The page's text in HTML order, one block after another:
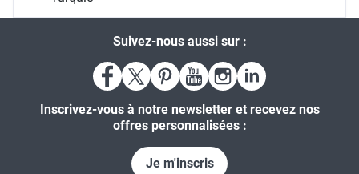
Suivez-nous aussi sur :
Inscrivez-vous à notre newsletter et recevez nos
offres personnalisées :
Je m'inscris